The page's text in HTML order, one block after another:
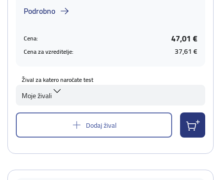
Podrobno
Cena: 47,01 €
Cena za vzreditelje: 37,61 €
Žival za katero naročate test
Moje živali
Dodaj žival